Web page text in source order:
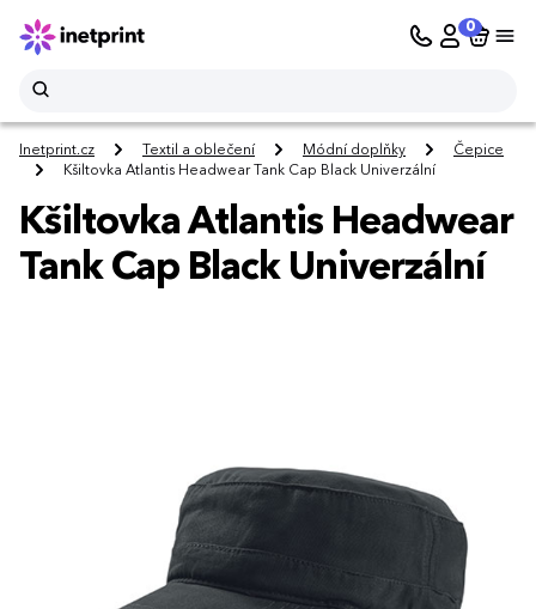
0
Inetprint.cz Textil a oblečení Módní doplňky
Čepice
Kšiltovka Atlantis Headwear Tank Cap Black Univerzální
Kšiltovka Atlantis Headwear
Tank Cap Black Univerzální